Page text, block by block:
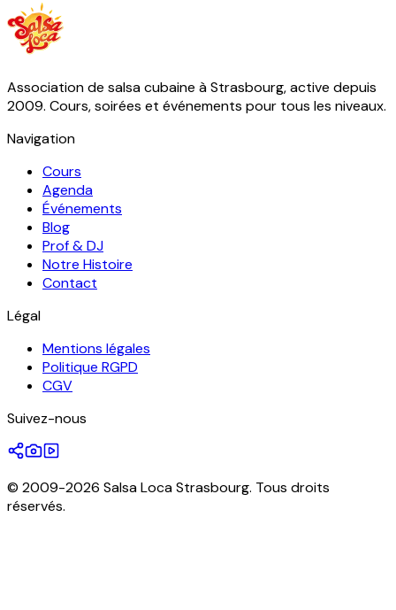
Association de salsa cubaine à Strasbourg, active depuis
2009. Cours, soirées et événements pour tous les niveaux.
Navigation
Cours
Agenda
Événements
Blog
Prof & DJ
Notre Histoire
Contact
Légal
Mentions légales
Politique RGPD
CGV
Suivez-nous
© 2009-2026 Salsa Loca Strasbourg. Tous droits
réservés.